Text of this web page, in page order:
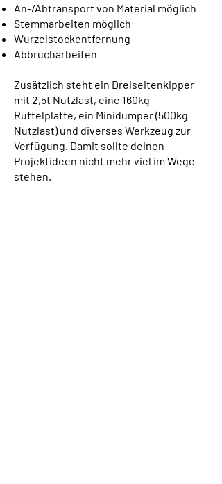
An-/Abtransport von Material möglich
Stemmarbeiten möglich
Wurzelstockentfernung
Abbrucharbeiten
Zusätzlich steht ein Dreiseitenkipper
mit 2,5t Nutzlast, eine 160kg
Rüttelplatte, ein Minidumper (500kg
Nutzlast) und diverses Werkzeug zur
Verfügung. Damit sollte deinen
Projektideen nicht mehr viel im Wege
stehen.